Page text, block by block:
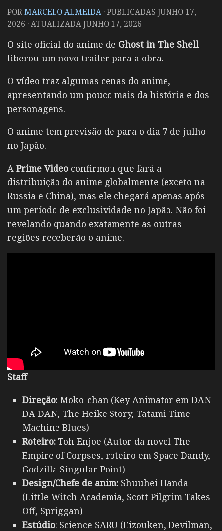
PORMARCELO ALMEIDA · PUBLICADAS JUNHO 17,
2026 · ATUALIZADAJUNHO 17, 2026
O site oficial do anime de Ghost in The Shell
liberou um novo trailer para a obra.
O vídeo traz algumas cenas do anime,
apresentando um pouco mais da história e dos
personagens.
O anime tem previsão de para o dia 7 de julho
no Japão.
A Prime Video confirmou que fará a
distribuição do anime globalmente (exceto na
Russia e China), mas ele chegará apenas após
um período de exclusividade no Japão. Não foi
revelando quando exatamente as outras
regiões receberão o anime.
Staff
Direção: Moko-chan (Key Animator em DAN
DA DAN, The Heike Story, Tatami Time
Machine Blues)
Roteiro: Toh Enjoe (Autor da novel The
Empire of Corpses, roteiro em Space Dandy,
Godzilla Singular Point)
Design/Chefe de anim: Shuuhei Handa
(Little Witch Academia, Scott Pilgrim Takes
Off, Spriggan)
Estúdio: Science SARU (Eizouken, Devilman,